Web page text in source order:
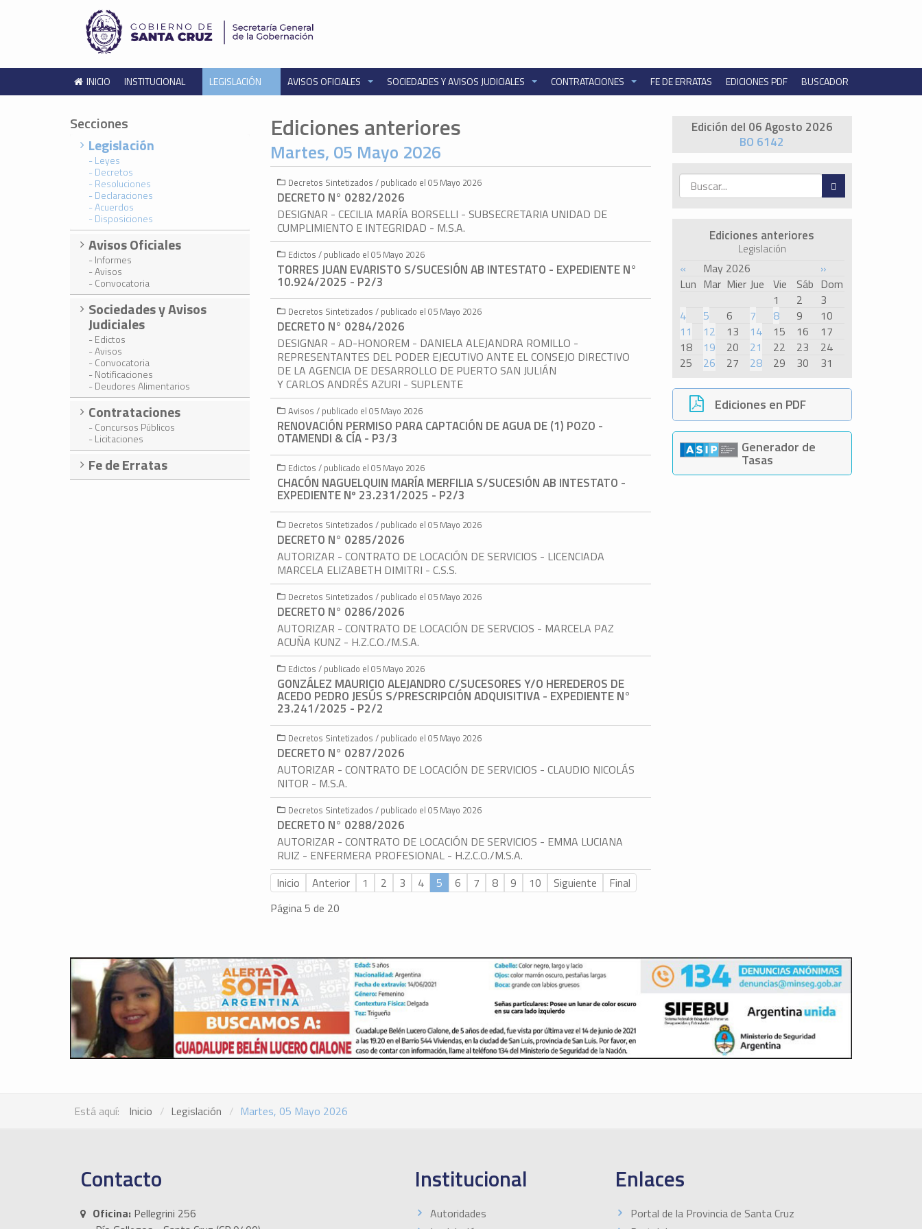
INICIO INSTITUCIONAL LEGISLACIÓN AVISOS OFICIALES SOCIEDADES Y AVISOS JUDICIALES CONTRATACIONES FE DE ERRATAS EDICIONES PDF BUSCADOR
Edición del 06 Agosto 2026
BO 6142
Ediciones anteriores
Legislación
« May 2026
»
Lun Mar Mier Jue Vie Sáb Dom
1
2
3
4
5 6 7 8 9
10
11
12 13 14 15 16
17
18
19 20 21 22 23
24
25
26 27 28 29 30 31
Ediciones en PDF
Generador de
Tasas
Secciones
Legislación
- Leyes
- Decretos
- Resoluciones
- Declaraciones
- Acuerdos
- Disposiciones
Avisos Oficiales
- Informes
- Avisos
- Convocatoria
Sociedades y Avisos
Judiciales
- Edictos
- Avisos
- Convocatoria
- Notificaciones
- Deudores Alimentarios
Contrataciones
- Concursos Públicos
- Licitaciones
Fe de Erratas
Ediciones anteriores
Martes, 05 Mayo 2026
Decretos Sintetizados / publicado el 05 Mayo 2026
DECRETO N° 0282/2026
DESIGNAR - CECILIA MARÍA BORSELLI - SUBSECRETARIA UNIDAD DE
CUMPLIMIENTO E INTEGRIDAD - M.S.A.
Edictos / publicado el 05 Mayo 2026
TORRES JUAN EVARISTO S/SUCESIÓN AB INTESTATO - EXPEDIENTE N°
10.924/2025 - P2/3
Decretos Sintetizados / publicado el 05 Mayo 2026
DECRETO N° 0284/2026
DESIGNAR - AD-HONOREM - DANIELA ALEJANDRA ROMILLO -
REPRESENTANTES DEL PODER EJECUTIVO ANTE EL CONSEJO DIRECTIVO
DE LA AGENCIA DE DESARROLLO DE PUERTO SAN JULIÁN
Y CARLOS ANDRÉS AZURI - SUPLENTE
Avisos / publicado el 05 Mayo 2026
RENOVACIÓN PERMISO PARA CAPTACIÓN DE AGUA DE (1) POZO -
OTAMENDI & CÍA - P3/3
Edictos / publicado el 05 Mayo 2026
CHACÓN NAGUELQUIN MARÍA MERFILIA S/SUCESIÓN AB INTESTATO -
EXPEDIENTE Nº 23.231/2025 - P2/3
Decretos Sintetizados / publicado el 05 Mayo 2026
DECRETO N° 0285/2026
AUTORIZAR - CONTRATO DE LOCACIÓN DE SERVICIOS - LICENCIADA
MARCELA ELIZABETH DIMITRI - C.S.S.
Decretos Sintetizados / publicado el 05 Mayo 2026
DECRETO N° 0286/2026
AUTORIZAR - CONTRATO DE LOCACIÓN DE SERVCIOS - MARCELA PAZ
ACUÑA KUNZ - H.Z.C.O./M.S.A.
Edictos / publicado el 05 Mayo 2026
GONZÁLEZ MAURICIO ALEJANDRO C/SUCESORES Y/O HEREDEROS DE
ACEDO PEDRO JESÚS S/PRESCRIPCIÓN ADQUISITIVA - EXPEDIENTE N°
23.241/2025 - P2/2
Decretos Sintetizados / publicado el 05 Mayo 2026
DECRETO N° 0287/2026
AUTORIZAR - CONTRATO DE LOCACIÓN DE SERVICIOS - CLAUDIO NICOLÁS
NITOR - M.S.A.
Decretos Sintetizados / publicado el 05 Mayo 2026
DECRETO N° 0288/2026
AUTORIZAR - CONTRATO DE LOCACIÓN DE SERVICIOS - EMMA LUCIANA
RUIZ - ENFERMERA PROFESIONAL - H.Z.C.O./M.S.A.
Inicio
Anterior 1 2 3 4 5 6 7 8 9 10 Siguiente
Final
Página 5 de 20
Está aquí: Inicio Legislación Martes, 05 Mayo 2026
Contacto
Oficina: Pellegrini 256
Institucional
Autoridades
Enlaces
Portal de la Provincia de Santa Cruz